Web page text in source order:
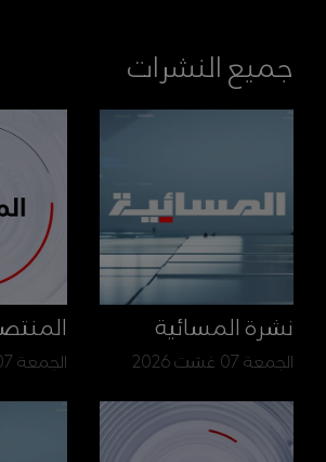
جميع النشرات
نشرة المسائية
الجمعة 07 غشت 2026 الجمعة 07 غشت 2026